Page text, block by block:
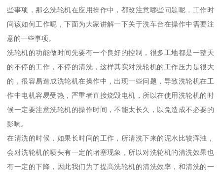
些事项，那么洗轮机在应用操作中，都改注意哪些问题呢，工作时
间该如何工作呢，下面为大家讲解一下关于洗车台在操作中需要注
意的一些事项。
洗轮机的功能做时间先要有一个良好的控制，很多工地都是一整天
的不停的工作，不停的清洗，这样其实对洗轮机的工作压力是很大
的，很容易造成洗轮机在操作中，出现一些问题，导致洗轮机在工
作中电机容易受热，严重者直接烧毁电机，所以在使用洗轮机的时
候一定要注意洗轮机的操作时间，不能太长久，以免造成不必要的
影响。
在清洗的时候，如果长时间的工作，所清洗下来的泥水比较浑浊，
会对洗轮机的喷头有一定的堵塞现象，所以对洗轮机的清洗效果也
有一定的下降，因此我们为了提高洗轮机的清洗效率，和清洗的一